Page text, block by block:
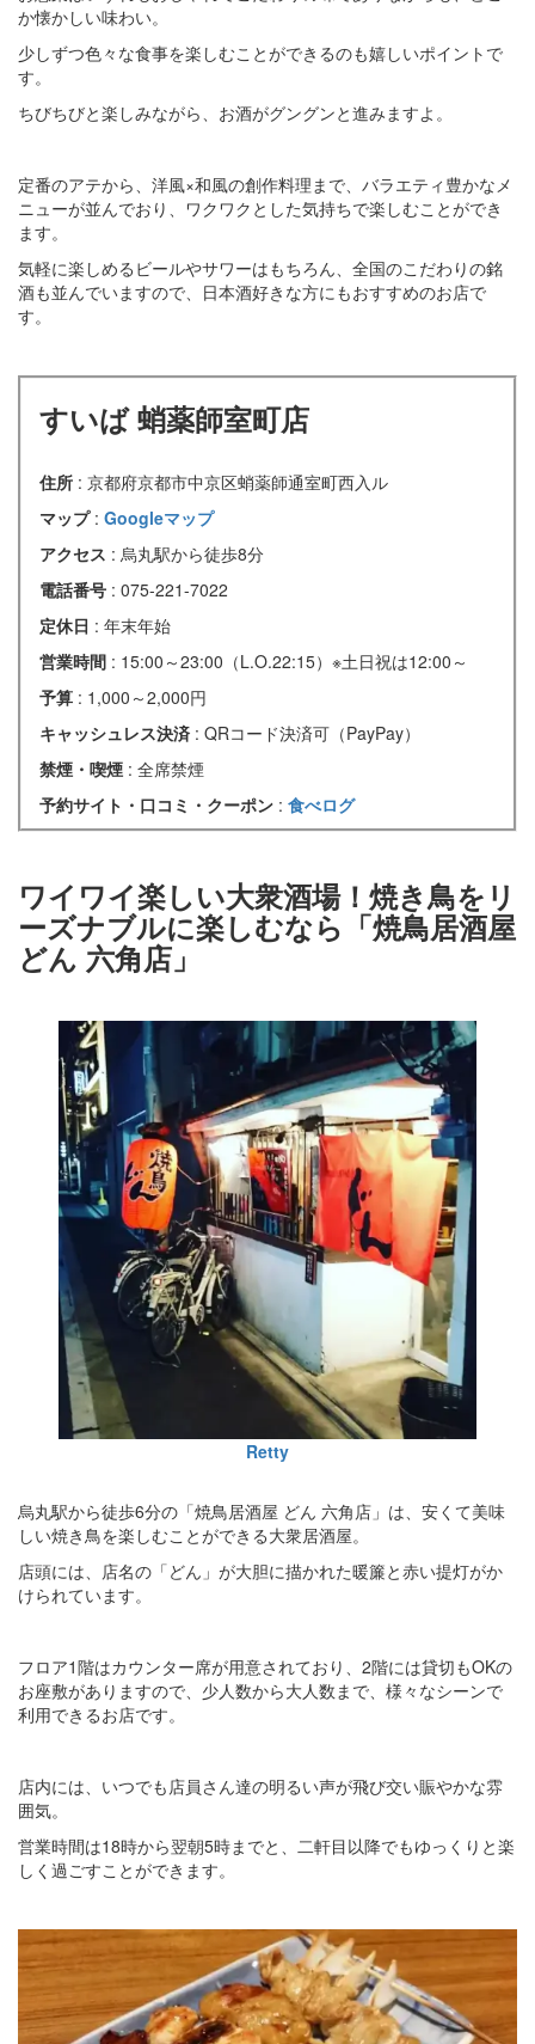
か懐かしい味わい。
少しずつ色々な食事を楽しむことができるのも嬉しいポイントで
す。
ちびちびと楽しみながら、お酒がグングンと進みますよ。
定番のアテから、洋風×和風の創作料理まで、バラエティ豊かなメ
ニューが並んでおり、ワクワクとした気持ちで楽しむことができ
ます。
気軽に楽しめるビールやサワーはもちろん、全国のこだわりの銘
酒も並んでいますので、日本酒好きな方にもおすすめのお店で
す。
すいば 蛸薬師室町店
住所 : 京都府京都市中京区蛸薬師通室町西入ル
マップ : Googleマップ
アクセス : 烏丸駅から徒歩8分
電話番号 : 075-221-7022
定休日 : 年末年始
営業時間 : 15:00～23:00（L.O.22:15）※土日祝は12:00～
予算 : 1,000～2,000円
キャッシュレス決済 : QRコード決済可（PayPay）
禁煙・喫煙 : 全席禁煙
予約サイト・口コミ・クーポン : 食べログ
ワイワイ楽しい大衆酒場！焼き鳥をリ
ーズナブルに楽しむなら「焼鳥居酒屋
どん 六角店」
Retty
烏丸駅から徒歩6分の「焼鳥居酒屋 どん 六角店」は、安くて美味
しい焼き鳥を楽しむことができる大衆居酒屋。
店頭には、店名の「どん」が大胆に描かれた暖簾と赤い提灯がか
けられています。
フロア1階はカウンター席が用意されており、2階には貸切もOKの
お座敷がありますので、少人数から大人数まで、様々なシーンで
利用できるお店です。
店内には、いつでも店員さん達の明るい声が飛び交い賑やかな雰
囲気。
営業時間は18時から翌朝5時までと、二軒目以降でもゆっくりと楽
しく過ごすことができます。